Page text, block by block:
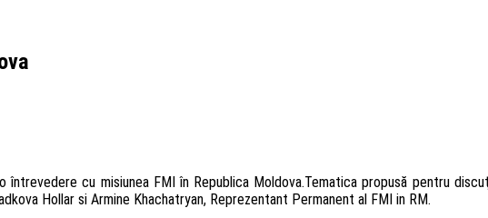
întrevedere cu misiunea FMI în Republica Moldova.Tematica propusă pentru
Hollar si Armine Khachatryan, Reprezentant Permanent al FMI in RM.